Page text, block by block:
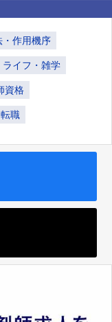
・作用機序
ライフ・雑学
資格
転職